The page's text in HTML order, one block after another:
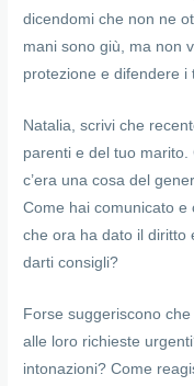
dicendomi che non ne
mani sono giù, ma non
protezione e difendere i
Natalia, scrivi che
parenti e del tuo
c’era una cosa del
Come hai comunicato
che ora ha dato il diritto
darti consigli?
Forse suggeriscono
alle loro richieste
intonazioni? Come